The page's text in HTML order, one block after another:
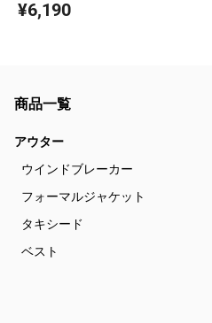
¥6,190
商品一覧
アウター
ウインドブレーカー
フォーマルジャケット
タキシード
ベスト